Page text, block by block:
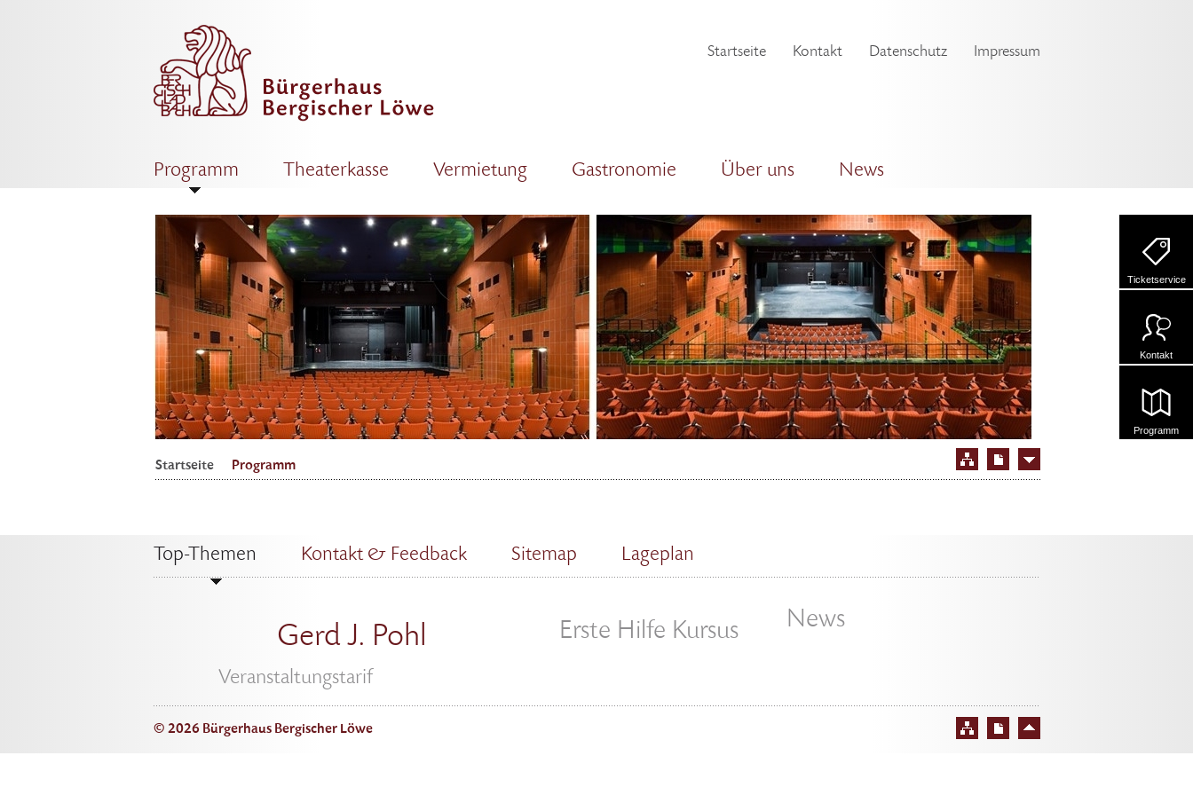
Ticketservice
Kontakt
Programm
Startseite Kontakt Datenschutz Impressum
Programm Theaterkasse Vermietung Gastronomie Über uns News
Startseite Programm
Top-Themen Kontakt & Feedback Sitemap Lageplan
Gerd J. Pohl Erste Hilfe Kursus News
Veranstaltungstarif
© 2026 Bürgerhaus Bergischer Löwe